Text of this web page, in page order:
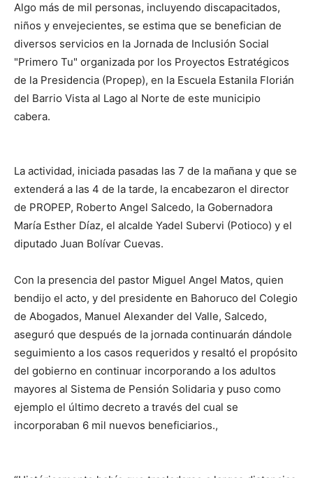
Algo más de mil personas, incluyendo discapacitados,
niños y envejecientes, se estima que se benefician de
diversos servicios en la Jornada de Inclusión Social
"Primero Tu" organizada por los Proyectos Estratégicos
de la Presidencia (Propep), en la Escuela Estanila Florián
del Barrio Vista al Lago al Norte de este municipio
cabera.
La actividad, iniciada pasadas las 7 de la mañana y que se
extenderá a las 4 de la tarde, la encabezaron el director
de PROPEP, Roberto Angel Salcedo, la Gobernadora
María Esther Díaz, el alcalde Yadel Subervi (Potioco) y el
diputado Juan Bolívar Cuevas.
Con la presencia del pastor Miguel Angel Matos, quien
bendijo el acto, y del presidente en Bahoruco del Colegio
de Abogados, Manuel Alexander del Valle, Salcedo,
aseguró que después de la jornada continuarán dándole
seguimiento a los casos requeridos y resaltó el propósito
del gobierno en continuar incorporando a los adultos
mayores al Sistema de Pensión Solidaria y puso como
ejemplo el último decreto a través del cual se
incorporaban 6 mil nuevos beneficiarios.,